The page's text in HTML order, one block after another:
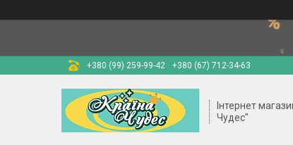
+380 (99) 259-99-42 +380 (67) 712-34-63
Інтернет
Чудес"